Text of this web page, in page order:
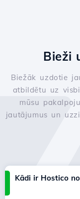
Bieži
Biežāk uzdotie
atbildētu uz
mūsu
jautājumus un
Kādi ir Hostico